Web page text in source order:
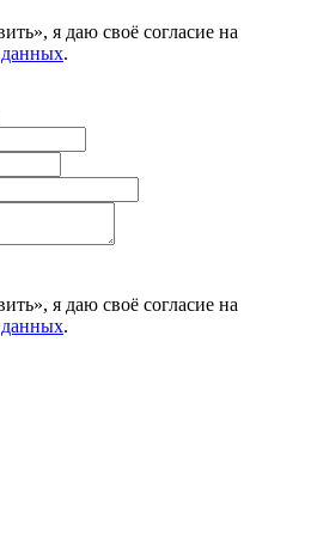
я даю своё согласие на
данных.
я даю своё согласие на
данных.